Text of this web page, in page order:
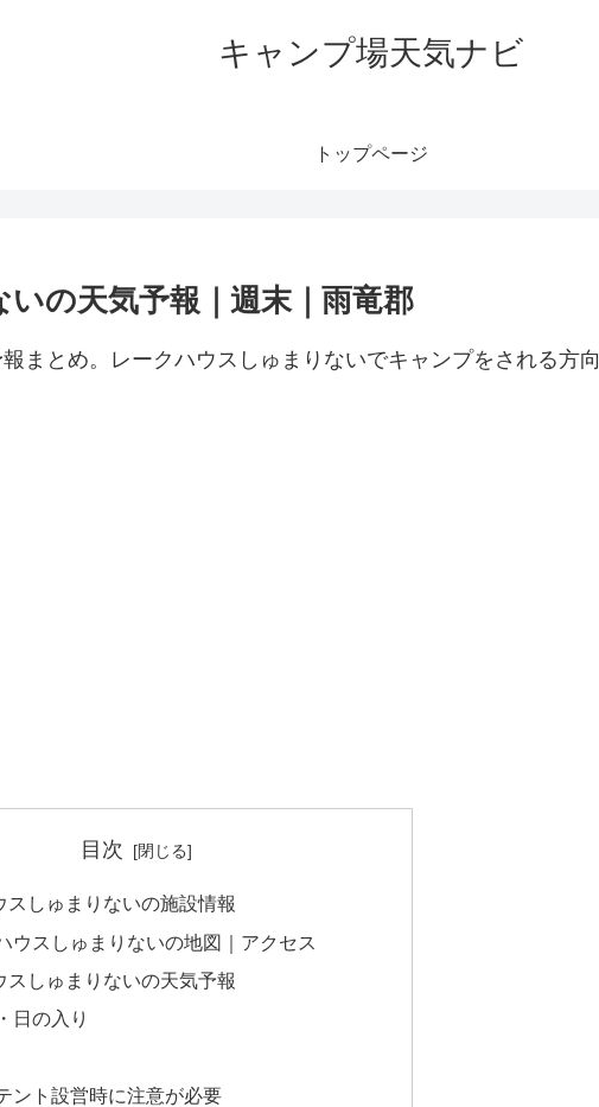
キャンプ場天気ナビ
トップページ
の天気予報｜週末｜雨竜郡
まとめ。レークハウスしゅまりないでキャンプをされる方向
目次
スしゅまりないの施設情報
ウスしゅまりないの地図｜アクセス
スしゅまりないの天気予報
日の入り
ント設営時に注意が必要